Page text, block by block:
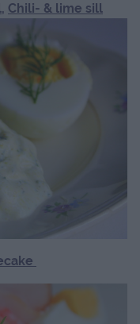
, Chili- & lime sill